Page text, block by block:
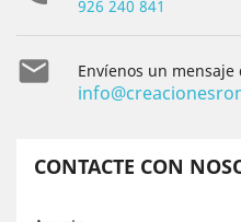
926 240 841
 Envíenos un
CONTACTE CON